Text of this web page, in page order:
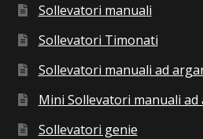
Sollevatori manuali
Sollevatori Timonati
Sollevatori manuali ad
Mini Sollevatori manuali ad
Sollevatori genie